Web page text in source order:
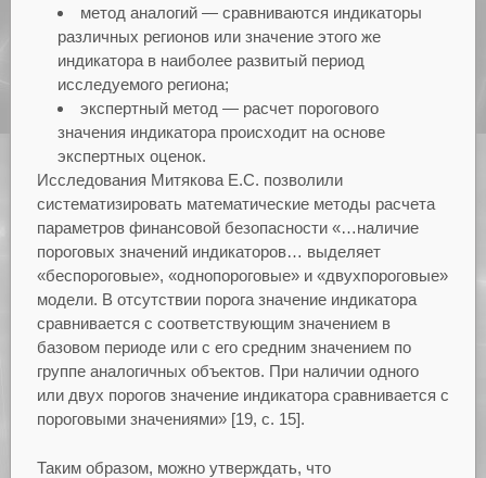
метод аналогий — сравниваются индикаторы
различных регионов или значение этого же
индикатора в наиболее развитый период
исследуемого региона;
экспертный метод — расчет порогового
значения индикатора происходит на основе
экспертных оценок.
Исследования Митякова Е.С. позволили
систематизировать математические методы расчета
параметров финансовой безопасности «…наличие
пороговых значений индикаторов… выделяет
«беспороговые», «однопороговые» и «двухпороговые»
модели. В отсутствии порога значение индикатора
сравнивается с соответствующим значением в
базовом периоде или с его средним значением по
группе аналогичных объектов. При наличии одного
или двух порогов значение индикатора сравнивается с
пороговыми значениями» [19, с. 15].
Таким образом, можно утверждать, что